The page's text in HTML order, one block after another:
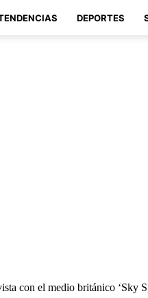
DEPORTES
con el medio británico ‘Sky